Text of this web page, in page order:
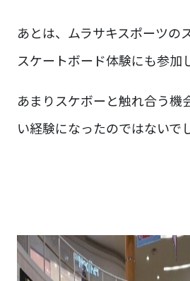
あとは、ムラサキスポーツの
スケートボード体験にも参加
あまりスケボーと触れ合う機
い経験になったのではないで